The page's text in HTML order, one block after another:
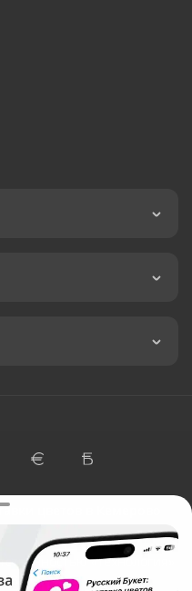
цветов в Кемерово
«Технология»